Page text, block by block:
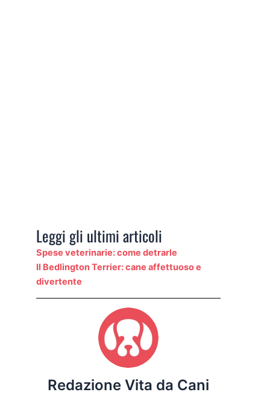
Leggi gli ultimi articoli
Spese veterinarie: come detrarle
Il Bedlington Terrier: cane affettuoso e
divertente
Redazione Vita da Cani